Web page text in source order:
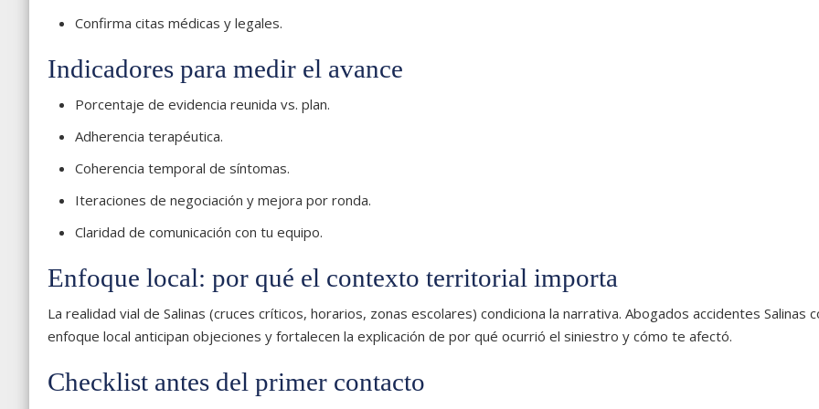
Confirma citas médicas y legales.
Indicadores para medir el avance
Porcentaje de evidencia reunida vs. plan.
Adherencia terapéutica.
Coherencia temporal de síntomas.
Iteraciones de negociación y mejora por ronda.
Claridad de comunicación con tu equipo.
Enfoque local: por qué el contexto territorial importa
La realidad vial de Salinas (cruces críticos, horarios, zonas escolares) condiciona la narrativa. Abogados accidentes Salinas
enfoque local anticipan objeciones y fortalecen la explicación de por qué ocurrió el siniestro y cómo te afectó.
Checklist antes del primer contacto